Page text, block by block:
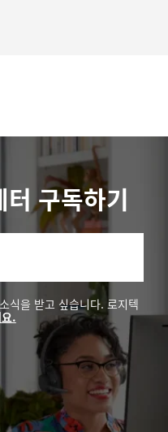
구독하기
식을 받고 싶습니다. 로지텍
.